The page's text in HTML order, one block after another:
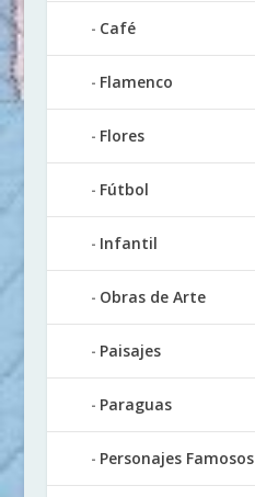
Café
Flamenco
Flores
Fútbol
Infantil
Obras de Arte
Paisajes
Paraguas
Personajes Famosos